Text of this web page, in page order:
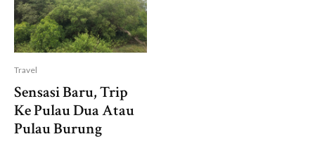
Travel
Sensasi Baru, Trip
Ke Pulau Dua Atau
Pulau Burung